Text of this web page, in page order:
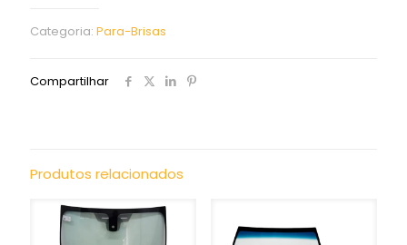
Categoria: Para-Brisas
Compartilhar
Produtos relacionados